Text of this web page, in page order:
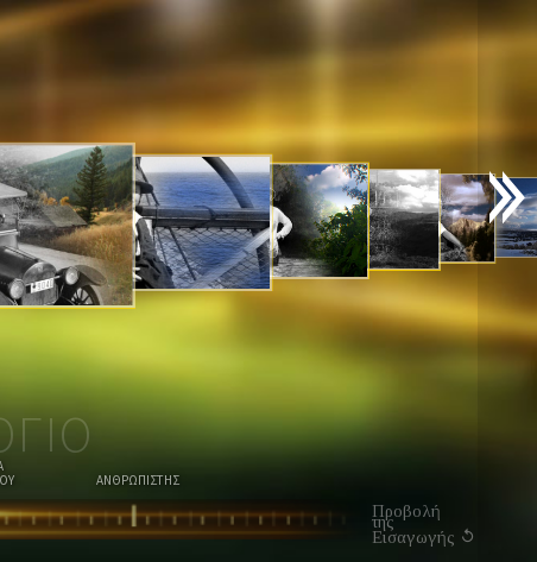
ΠΑΡΑΚΟΛΟΥΘΉΣΤΕ
Σ
Α
Η
ΑΝΘΡΩΠΙΣΤΗΣ
Προβολή
της
Εισαγωγής